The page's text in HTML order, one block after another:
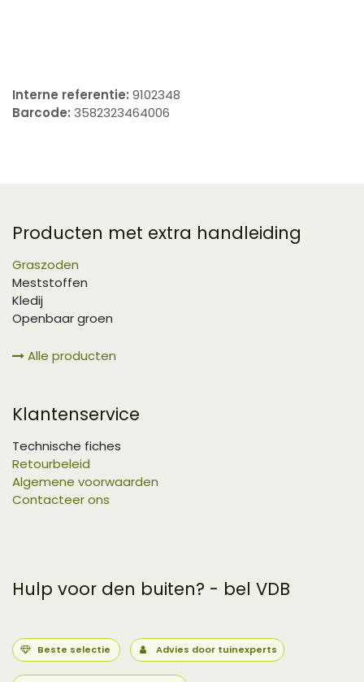
Interne referentie: 9102348
Barcode: 3582323464006
Producten met extra handleiding
Graszoden
Meststoffen
Kledij
Openbaar groen
Alle producten
Klantenservice
Technische fiches
Retourbeleid
Algemene voorwaarden
Contacteer ons
Hulp voor den buiten? - bel VDB
Beste selectie Advies door tuinexperts